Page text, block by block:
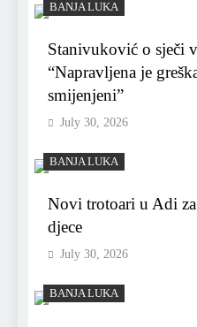
BANJA LUKA
Stanivuković o sječi
“Napravljena je
smijenjeni”
July 30, 2026
BANJA LUKA
Novi trotoari u Adi
djece
July 30, 2026
BANJA LUKA